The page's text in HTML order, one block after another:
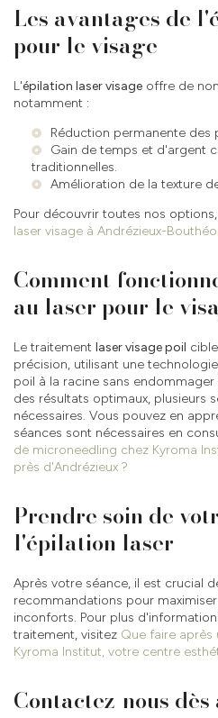
Les avantages de
pour le visage
L'épilation laser visage offre de
notamment :
Réduction permanente des
Gain de temps et d'argent
traditionnelles.
Amélioration de la texture
Pour découvrir toutes nos
laser visage à Andrézieux-
Comment
au laser pour le
Le traitement laser visage poil
précision, utilisant une
poil à la racine sans
des résultats optimaux, plusieurs
nécessaires. Vous pouvez en
séances sont nécessaires en
de microneedling chez Kyroma
près d'Andrézieux ?
Prendre soin de
l'épilation laser
Après votre séance, il est crucial
recommandations pour
inconforts. Pour plus
traitement, visitez Que faire après
Kyroma Institut, votre centre
Contactez-nous